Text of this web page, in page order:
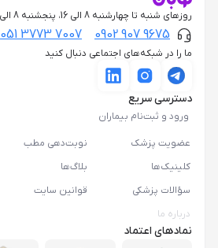
روزهای شنبه تا چهارشنبه 8 الی 16، پنجشنبه 8 الی 12
0902 907 9675
051 3773 7007
ما را در شبکه‌های اجتماعی دنبال کنید
دسترسی سریع
ورود و ثبت‌نام بیماران
عضویت پزشک
نوبت‌دهی مطب
کلینیک‌ها
بلاگ‌ها
سؤالات پزشکی
قوانین سایت
درباره ما
نمادهای اعتماد